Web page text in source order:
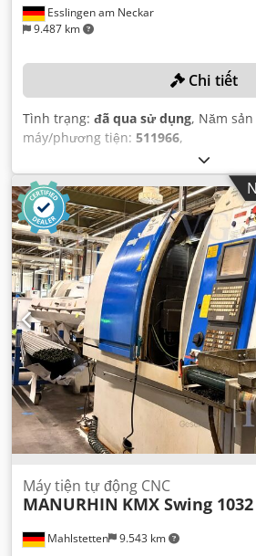
Esslingen am Neckar
9.487 km
Chi tiết
Tình trạng: đã qua sử dụng, Năm
máy/phương tiện: 511966,
Mahlstetten 9.543 km
Máy tiện tự động CNC
MANURHIN KMX Swing 1032